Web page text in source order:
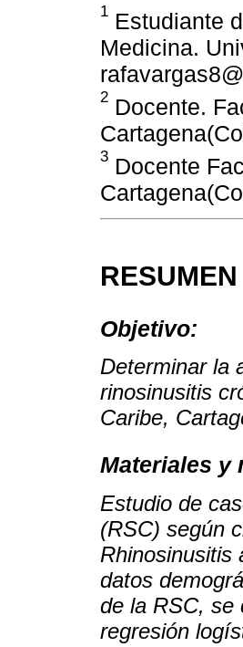
1 Estudiante
Medicina.
2 Docente.
3 Docente
RESUMEN
Objetivo:
Determinar la
rinosinusitis
Caribe,
Materiales y
Estudio de
(RSC) según
Rhinosinusitis
datos
de la RSC, se
regresión